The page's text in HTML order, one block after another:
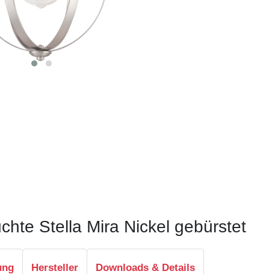
Stella Mira Nickel gebürstet
Hersteller Downloads & Details